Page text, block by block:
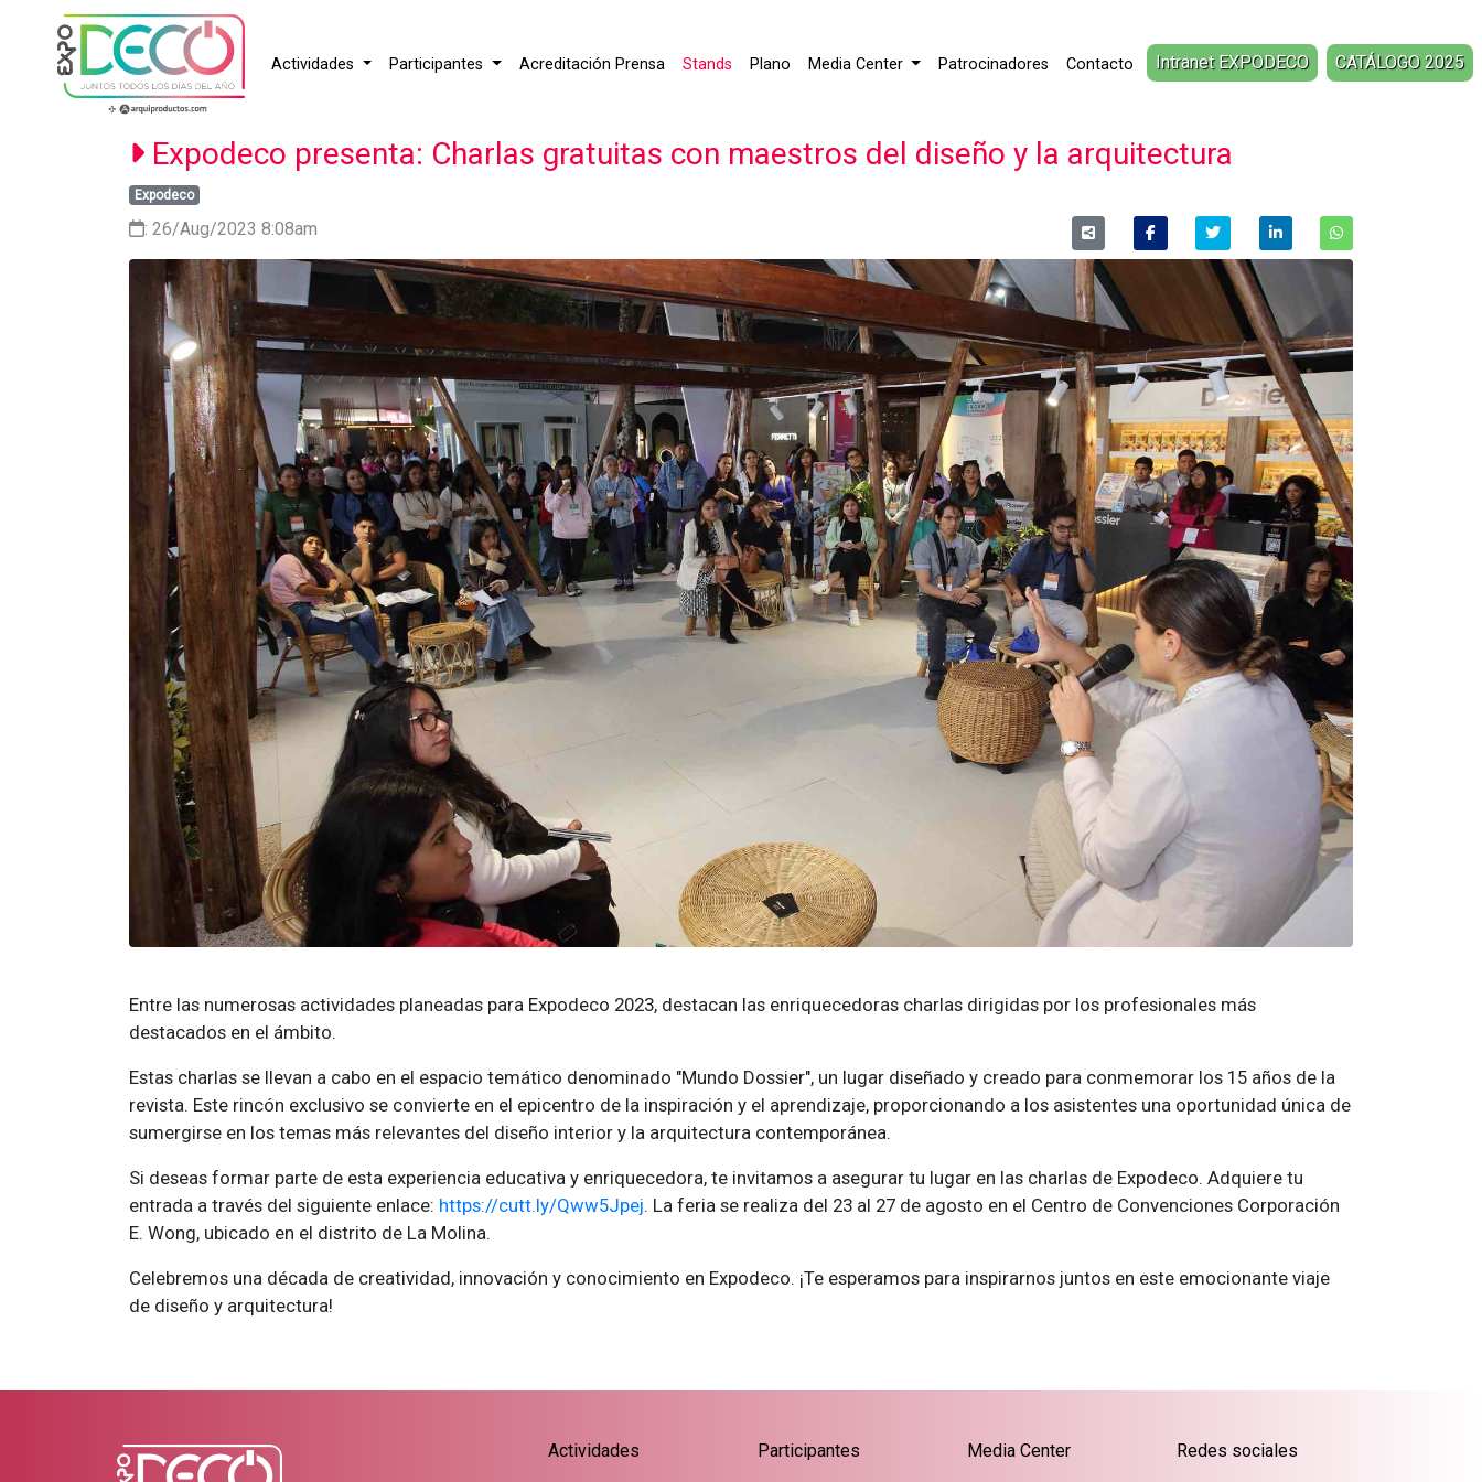
Actividades Participantes Acreditación Prensa Stands Plano Media Center Patrocinadores Contacto Intranet EXPODECO CATÁLOGO 2025
Expodeco presenta: Charlas gratuitas con maestros del diseño y la arquitectura
Expodeco
: 26/Aug/2023 8:08am
Entre las numerosas actividades planeadas para Expodeco 2023, destacan las enriquecedoras charlas dirigidas por los profesionales más
destacados en el ámbito.
Estas charlas se llevan a cabo en el espacio temático denominado "Mundo Dossier", un lugar diseñado y creado para conmemorar los 15 años de la
revista. Este rincón exclusivo se convierte en el epicentro de la inspiración y el aprendizaje, proporcionando a los asistentes una oportunidad única de
sumergirse en los temas más relevantes del diseño interior y la arquitectura contemporánea.
Si deseas formar parte de esta experiencia educativa y enriquecedora, te invitamos a asegurar tu lugar en las charlas de Expodeco. Adquiere tu
entrada a través del siguiente enlace: https://cutt.ly/Qww5Jpej. La feria se realiza del 23 al 27 de agosto en el Centro de Convenciones Corporación
E. Wong, ubicado en el distrito de La Molina.
Celebremos una década de creatividad, innovación y conocimiento en Expodeco. ¡Te esperamos para inspirarnos juntos en este emocionante viaje
de diseño y arquitectura!
Actividades Participantes Media Center Redes sociales